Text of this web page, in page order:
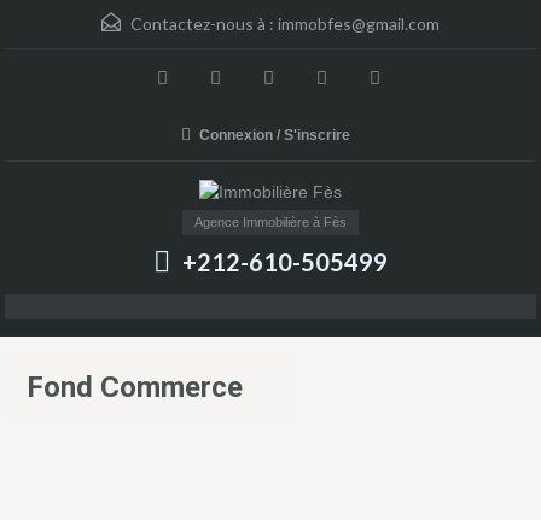
Contactez-nous à : immobfes@gmail.com
Connexion / S'inscrire
Agence Immobilière à Fès
+212-610-505499
Fond Commerce